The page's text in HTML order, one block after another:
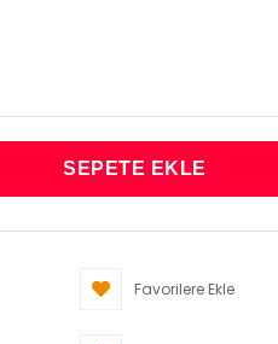
Favorilere Ekle